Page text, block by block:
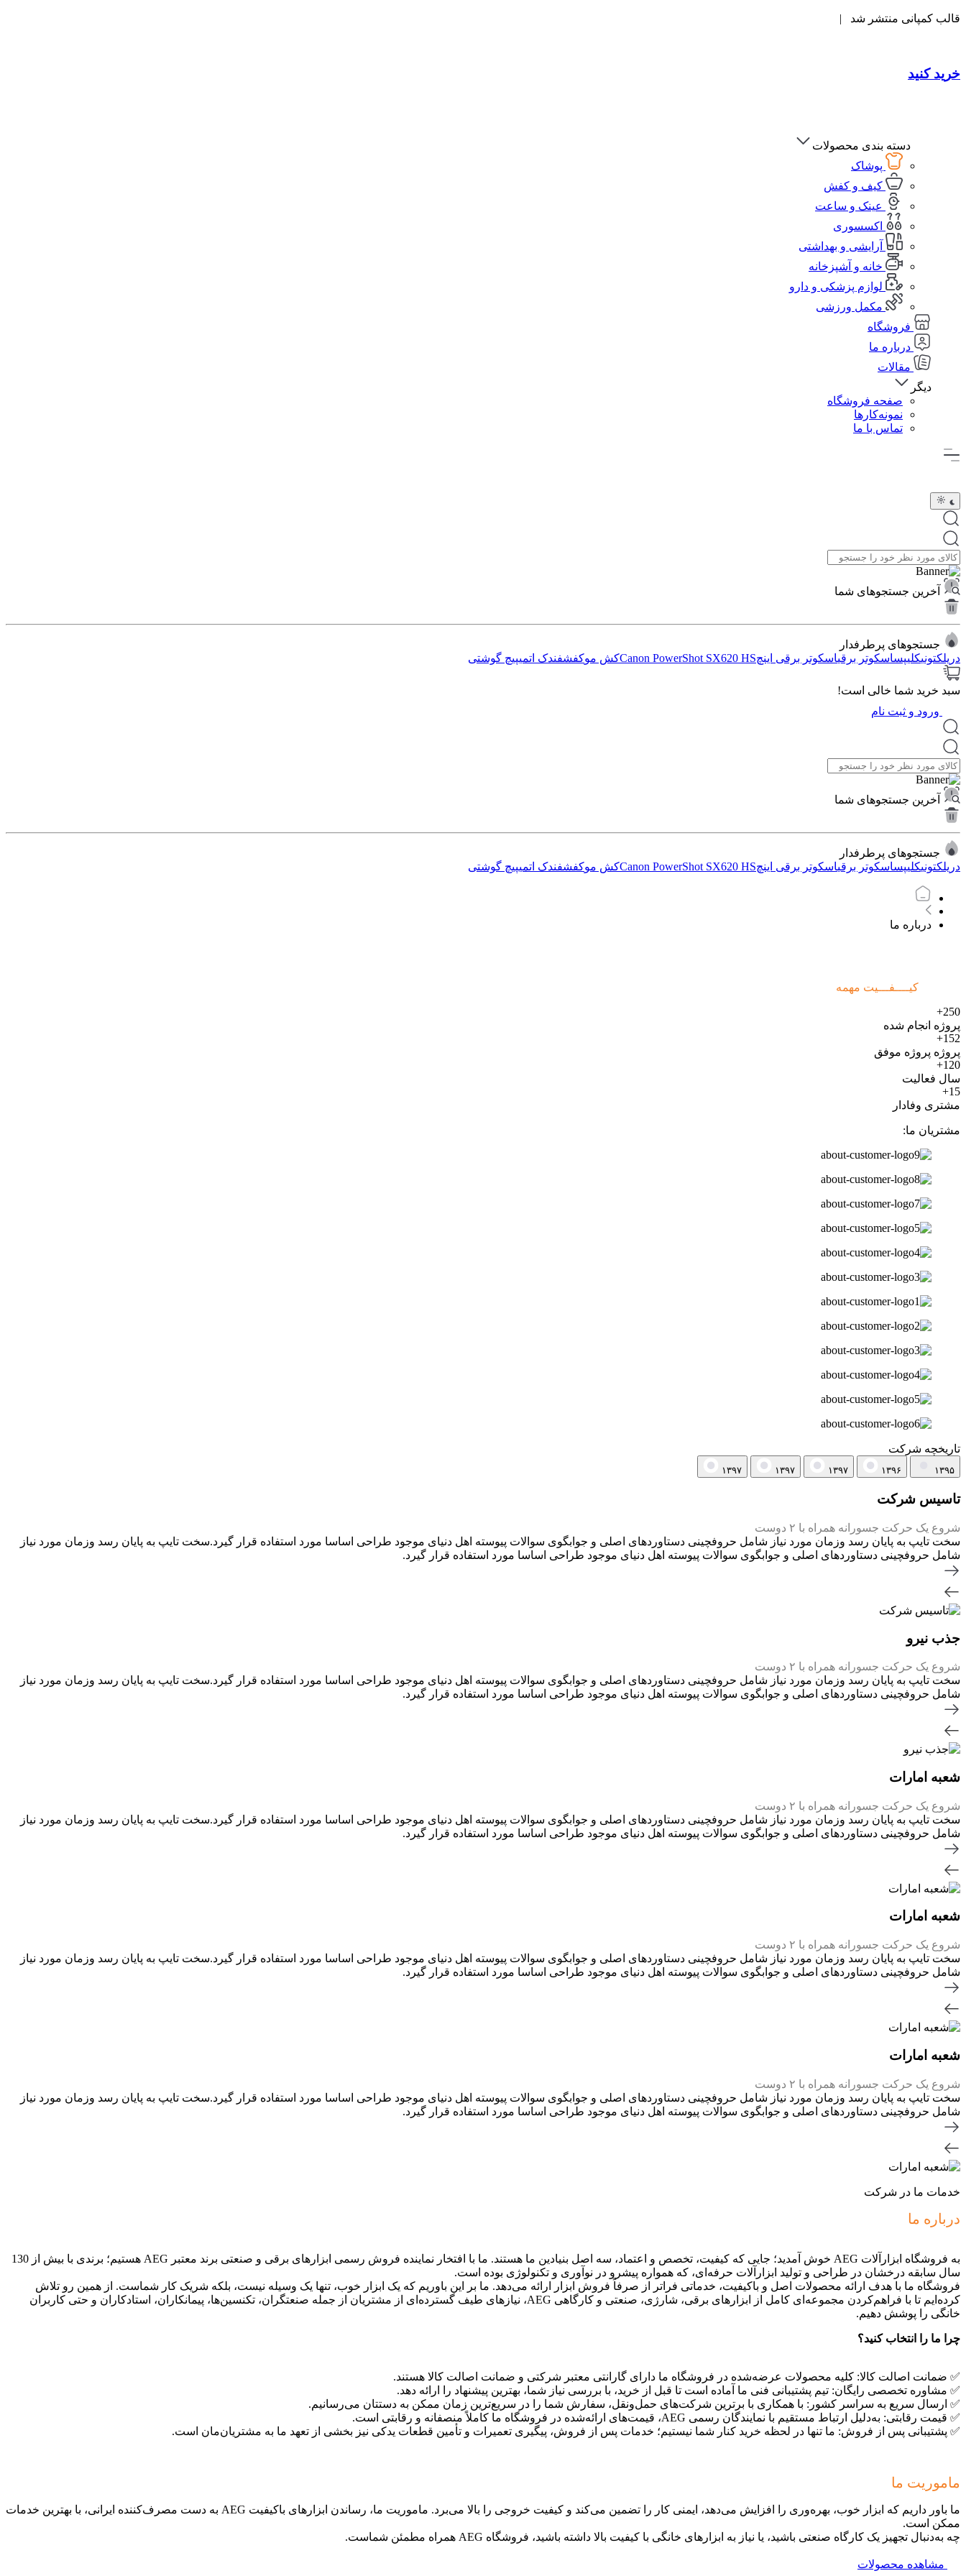
قالب کمپانی منتشر شد |
خرید کنید
دسته بندی محصولات
پوشاک
کیف و کفش
عینک و ساعت
اکسسوری
آرایشی و بهداشتی
خانه و آشپزخانه
لوازم پزشکی و دارو
مکمل ورزشی
فروشگاه
درباره ما
مقالات
دیگر
صفحه فروشگاه
نمونه‌کارها
تماس با ما
آخرین جستجوهای شما
جستجوهای پرطرفدار
دریلکتونیکلیپساسکوتر برقیاسکوتر برقی اینچCanon PowerShot SX620 HSکش موکفشفندک اتمیپیچ گوشتی
سبد خرید شما خالی است!
ورود و ثبت نام
آخرین جستجوهای شما
جستجوهای پرطرفدار
دریلکتونیکلیپساسکوتر برقیاسکوتر برقی اینچCanon PowerShot SX620 HSکش موکفشفندک اتمیپیچ گوشتی
درباره ما
کیــــفـــیت مهمه
250+
پروژه انجام شده
152+
پروژه پروژه موفق
120+
سال فعالیت
15+
مشتری وفادار
مشتریان ما:
تاریخچه شرکت
۱۳۹۵ ۱۳۹۶ ۱۳۹۷ ۱۳۹۷ ۱۳۹۷
تاسیس شرکت
شروع یک حرکت جسورانه همراه با ۲ دوست
سخت تایپ به پایان رسد وزمان مورد نیاز شامل حروفچینی دستاوردهای اصلی و جوابگوی سوالات پیوسته اهل دنیای موجود طراحی اساسا مورد استفاده قرار گیرد.سخت تایپ به پایان رسد وزمان مورد نیاز
شامل حروفچینی دستاوردهای اصلی و جوابگوی سوالات پیوسته اهل دنیای موجود طراحی اساسا مورد استفاده قرار گیرد.
جذب نیرو
شروع یک حرکت جسورانه همراه با ۲ دوست
سخت تایپ به پایان رسد وزمان مورد نیاز شامل حروفچینی دستاوردهای اصلی و جوابگوی سوالات پیوسته اهل دنیای موجود طراحی اساسا مورد استفاده قرار گیرد.سخت تایپ به پایان رسد وزمان مورد نیاز
شامل حروفچینی دستاوردهای اصلی و جوابگوی سوالات پیوسته اهل دنیای موجود طراحی اساسا مورد استفاده قرار گیرد.
شعبه امارات
شروع یک حرکت جسورانه همراه با ۲ دوست
سخت تایپ به پایان رسد وزمان مورد نیاز شامل حروفچینی دستاوردهای اصلی و جوابگوی سوالات پیوسته اهل دنیای موجود طراحی اساسا مورد استفاده قرار گیرد.سخت تایپ به پایان رسد وزمان مورد نیاز
شامل حروفچینی دستاوردهای اصلی و جوابگوی سوالات پیوسته اهل دنیای موجود طراحی اساسا مورد استفاده قرار گیرد.
شعبه امارات
شروع یک حرکت جسورانه همراه با ۲ دوست
سخت تایپ به پایان رسد وزمان مورد نیاز شامل حروفچینی دستاوردهای اصلی و جوابگوی سوالات پیوسته اهل دنیای موجود طراحی اساسا مورد استفاده قرار گیرد.سخت تایپ به پایان رسد وزمان مورد نیاز
شامل حروفچینی دستاوردهای اصلی و جوابگوی سوالات پیوسته اهل دنیای موجود طراحی اساسا مورد استفاده قرار گیرد.
شعبه امارات
شروع یک حرکت جسورانه همراه با ۲ دوست
سخت تایپ به پایان رسد وزمان مورد نیاز شامل حروفچینی دستاوردهای اصلی و جوابگوی سوالات پیوسته اهل دنیای موجود طراحی اساسا مورد استفاده قرار گیرد.سخت تایپ به پایان رسد وزمان مورد نیاز
شامل حروفچینی دستاوردهای اصلی و جوابگوی سوالات پیوسته اهل دنیای موجود طراحی اساسا مورد استفاده قرار گیرد.
خدمات ما در شرکت
درباره ما
به فروشگاه ابزارآلات AEG خوش آمدید؛ جایی که کیفیت، تخصص و اعتماد، سه اصل بنیادین ما هستند. ما با افتخار نماینده فروش رسمی ابزارهای برقی و صنعتی برند معتبر AEG هستیم؛ برندی با بیش از 130
سال سابقه درخشان در طراحی و تولید ابزارآلات حرفه‌ای، که همواره پیشرو در نوآوری و تکنولوژی بوده است.
فروشگاه ما با هدف ارائه محصولات اصل و باکیفیت، خدماتی فراتر از صرفاً فروش ابزار ارائه می‌دهد. ما بر این باوریم که یک ابزار خوب، تنها یک وسیله نیست، بلکه شریک کار شماست. از همین رو تلاش
کرده‌ایم تا با فراهم‌کردن مجموعه‌ای کامل از ابزارهای برقی، شارژی، صنعتی و کارگاهی AEG، نیازهای طیف گسترده‌ای از مشتریان از جمله صنعتگران، تکنسین‌ها، پیمانکاران، استادکاران و حتی کاربران
خانگی را پوشش دهیم.
چرا ما را انتخاب کنید؟
✅ ضمانت اصالت کالا: کلیه محصولات عرضه‌شده در فروشگاه ما دارای گارانتی معتبر شرکتی و ضمانت اصالت کالا هستند.
✅ مشاوره تخصصی رایگان: تیم پشتیبانی فنی ما آماده است تا قبل از خرید، با بررسی نیاز شما، بهترین پیشنهاد را ارائه دهد.
✅ ارسال سریع به سراسر کشور: با همکاری با برترین شرکت‌های حمل‌ونقل، سفارش شما را در سریع‌ترین زمان ممکن به دستتان می‌رسانیم.
✅ قیمت رقابتی: به‌دلیل ارتباط مستقیم با نمایندگان رسمی AEG، قیمت‌های ارائه‌شده در فروشگاه ما کاملاً منصفانه و رقابتی است.
✅ پشتیبانی پس از فروش: ما تنها در لحظه خرید کنار شما نیستیم؛ خدمات پس از فروش، پیگیری تعمیرات و تأمین قطعات یدکی نیز بخشی از تعهد ما به مشتریان‌مان است.
ماموریت ما
ما باور داریم که ابزار خوب، بهره‌وری را افزایش می‌دهد، ایمنی کار را تضمین می‌کند و کیفیت خروجی را بالا می‌برد. ماموریت ما، رساندن ابزارهای باکیفیت AEG به دست مصرف‌کننده ایرانی، با بهترین خدمات
ممکن است.
چه به‌دنبال تجهیز یک کارگاه صنعتی باشید، یا نیاز به ابزارهای خانگی با کیفیت بالا داشته باشید، فروشگاه AEG همراه مطمئن شماست.
مشاهده محصولات